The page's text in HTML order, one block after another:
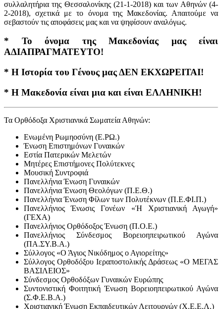
συλλαλητήρια της Θεσσαλονίκης (21-1-2018) και των Αθηνών (4-
2-2018), σχετικά με το όνομα της Μακεδονίας. Απαιτούμε να
σεβαστούν τις αποφάσεις μας και να ψηφίσουν αναλόγως.
* Το όνομα της Μακεδονίας μας είναι
ΑΔΙΑΠΡΑΓΜΑΤΕΥΤΟ!
* Η Ιστορία του Γένους μας ΔΕΝ ΕΚΧΩΡΕΙΤΑΙ!
* Η Μακεδονία είναι μια και είναι ΕΛΛΗΝΙΚΗ!
Τα Ορθόδοξα Χριστιανικά Σωματεία Αθηνών:
Ενωμένη Ρωμηοσύνη (Ε.ΡΩ.)
Ένωση Επιστημόνων Γυναικών
Εστία Πατερικών Μελετών
Μητέρες Επιστήμονες Πολύτεκνες
Μουσική Συντροφιά
Πανελλήνια Ένωση Γυναικών
Πανελλήνια Ένωση Θεολόγων (Π.Ε.Θ.)
Πανελλήνια Ένωση Φίλων των Πολυτέκνων (Π.Ε.ΦΙ.Π.)
Πανελλήνιος Ένωσις Γονέων «Ἡ Χριστιανική Αγωγή»
(ΓΕΧΑ)
Πανελλήνιος Ορθόδοξος Ένωση (Π.Ο.Ε.)
Πανελλήνιος Σύνδεσμος Βορειοηπειρωτικού Αγώνα
(ΠΑ.ΣΥ.Β.Α.)
Σύλλογος «Ο Άγιος Νικόδημος ο Αγιορείτης»
Σύλλογος Ορθοδόξου Ιεραποστολικής Δράσεως «Ο ΜΕΓΑΣ
ΒΑΣΙΛΕΙΟΣ»
Σύνδεσμος Ορθοδόξων Γυναικών Ευρώπης
Συντονιστική Φοιτητική Ένωση Βορειοηπειρωτικού Αγώνα
(Σ.Φ.Ε.Β.Α.)
Χριστιανική Ένωση Εκπαιδευτικών Λειτουργών (Χ.Ε.Ε.Λ.)